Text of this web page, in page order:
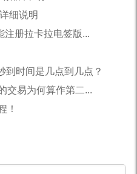
细说明
注册拉卡拉电签版...
到时间是几点到几点？
交易为何算作第二...
！